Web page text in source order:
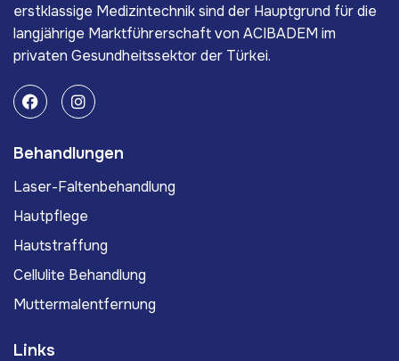
erstklassige Medizintechnik sind der Hauptgrund für die
langjährige Marktführerschaft von ACIBADEM im
privaten Gesundheitssektor der Türkei.
Behandlungen
Laser-Faltenbehandlung
Hautpflege
Hautstraffung
Cellulite Behandlung
Muttermalentfernung
Links